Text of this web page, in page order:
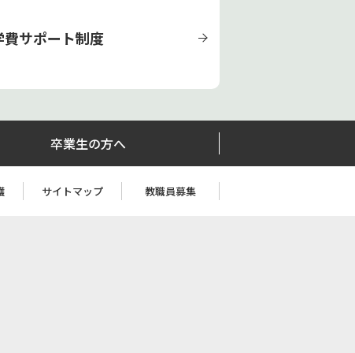
費サポート制度
卒業生の方へ
サイトマップ 教職員募集